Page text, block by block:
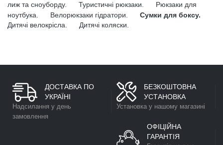
лиж та сноуборду.
Туристичні рюкзаки.
Рюкзаки для
ноутбука.
Велорюкзаки гідратори.
Сумки для боксу.
Дитячі велокрісла.
Дитячі коляски.
ДОСТАВКА ПО
УКРАЇНІ
Надсилання у день
замовлення
БЕЗКОШТОВНА
УСТАНОВКА
Установка у нашому магазині
ОФІЦІЙНА
ГАРАНТІЯ